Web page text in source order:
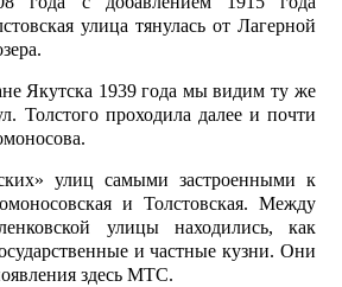
улица тянулась от Лагерной
Якутска 1939 года мы видим ту же
Толстого проходила далее и почти
улиц самыми застроенными к
и Толстовская. Между
улицы находились, как
и частные кузни. Они
здесь МТС.